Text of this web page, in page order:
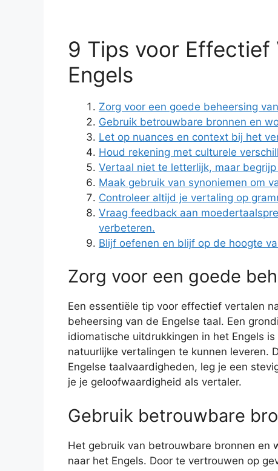
9 Tips voor Effectief
Engels
Zorg voor een goede beheersing
Gebruik betrouwbare bronnen en
Let op nuances en context bij het
Houd rekening met culturele
Vertaal niet te letterlijk, maar
Maak gebruik van synoniemen om
Controleer altijd je vertaling op
Vraag feedback aan
verbeteren.
Blijf oefenen en blijf op de hoogte
Zorg voor een goede
Een essentiële tip voor effectief vertalen
beheersing van de Engelse taal. Een
idiomatische uitdrukkingen in het Engels
natuurlijke vertalingen te kunnen leveren.
Engelse taalvaardigheden, leg je een
je je geloofwaardigheid als vertaler.
Gebruik betrouwbare
Het gebruik van betrouwbare bronnen en
naar het Engels. Door te vertrouwen op